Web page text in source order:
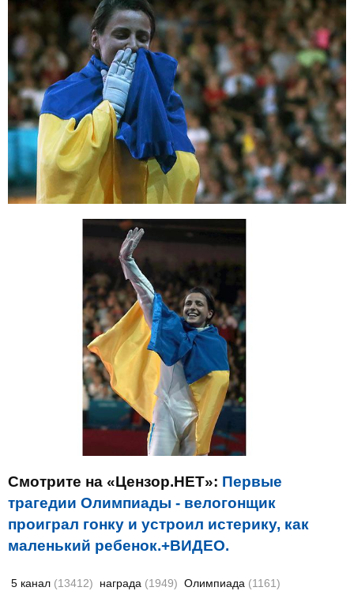
Смотрите на «Цензор.НЕТ»: Первые
трагедии Олимпиады - велогонщик
проиграл гонку и устроил истерику, как
маленький ребенок.+ВИДЕО.
5 канал (13412) награда (1949) Олимпиада (1161)